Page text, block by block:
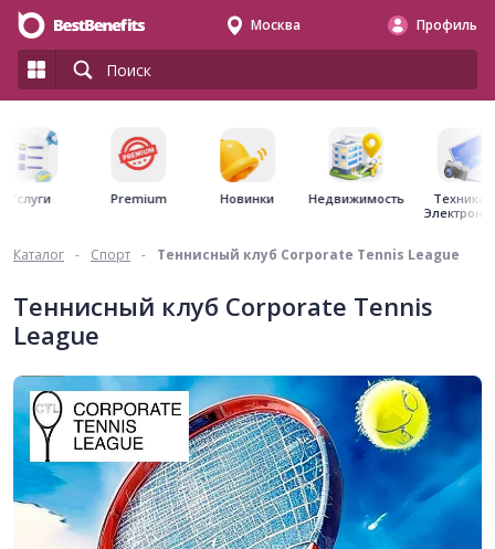
Москва Профиль
Услуги Premium Новинки Недвижимость
Техника
Каталог - Спорт - Теннисный клуб Corporate Tennis League
Теннисный клуб Corporate Tennis
League